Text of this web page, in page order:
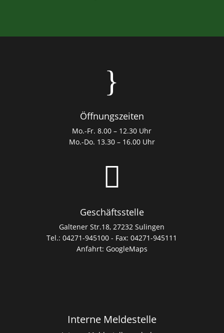
}
Öffnungszeiten
Mo.-Fr. 8.00 – 12.30 Uhr
Mo.-Do. 13.30 – 16.00 Uhr

Geschäftsstelle
Galtener Str.18, 27232 Sulingen
Tel.: 04271-945100 - Fax: 04271-945111
Anfahrt: GoogleMaps
Interne Meldestelle